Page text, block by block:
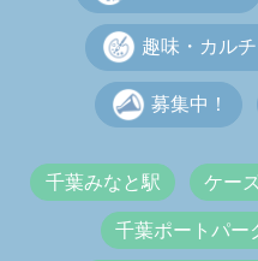
趣味・カル
募集中！
千葉みなと駅 ケー
千葉ポートパー